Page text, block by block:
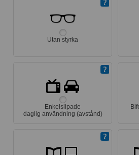
Utan styrka
Enkelslipade
daglig användning (avstånd)